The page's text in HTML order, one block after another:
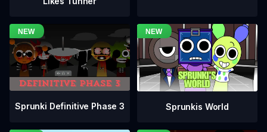
Sprunki Definitive Phase 3 Sprunkis World